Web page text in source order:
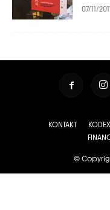
07/11/
KONTAKT
©